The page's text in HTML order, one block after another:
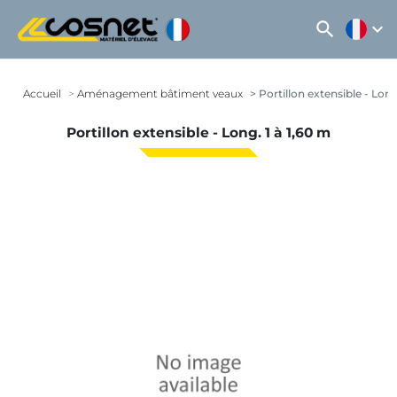
search expand_more
Accueil Aménagement bâtiment veaux Portillon extensible -
Portillon extensible - Long. 1 à 1,60 m